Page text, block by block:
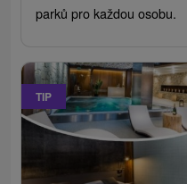
parků pro každou osobu.
TIP